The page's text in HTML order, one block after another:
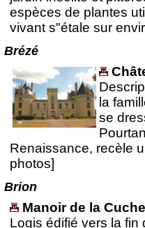
espèces de plantes
vivant s"étale sur
Brézé
la
se
Renaissance, recèle
photos]
Brion
Manoir de la Cuche
Logis édifié vers la